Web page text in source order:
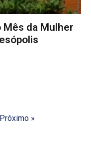
Mês da Mulher
Próximo »